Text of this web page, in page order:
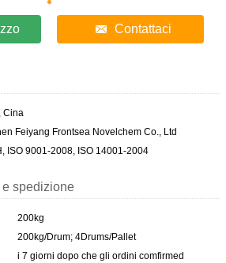
Contattaci
Cina
Feiyang Frontsea Novelchem Co., Ltd
ISO 9001-2008, ISO 14001-2004
spedizione
200kg
200kg/Drum; 4Drums/Pallet
i 7 giorni dopo che gli ordini comfirmed